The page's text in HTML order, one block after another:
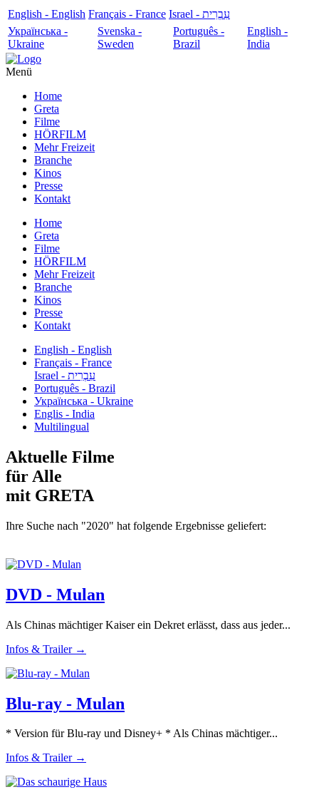
English - English Français - France
עִבְרִית - Israel
Українська -
Ukraine
Svenska -
Sweden
Português -
Brazil
English -
India
Menü
Home
Greta
Filme
HÖRFILM
Mehr Freizeit
Branche
Kinos
Presse
Kontakt
Home
Greta
Filme
HÖRFILM
Mehr Freizeit
Branche
Kinos
Presse
Kontakt
English - English
Français - France
עִבְרִית - Israel
Português - Brazil
Українська - Ukraine
Englis - India
Multilingual
Aktuelle Filme
für Alle
mit GRETA
Ihre Suche nach "2020" hat folgende Ergebnisse geliefert:
DVD - Mulan
Als Chinas mächtiger Kaiser ein Dekret erlässt, dass aus jeder...
Infos & Trailer →
Blu-ray - Mulan
* Version für Blu-ray und Disney+ * Als Chinas mächtiger...
Infos & Trailer →